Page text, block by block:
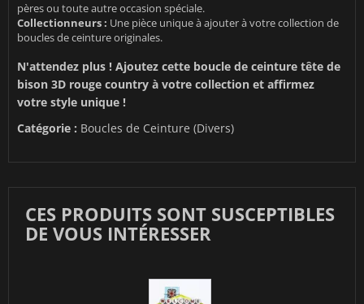
pères ou toute autre occasion spéciale.
Collectionneurs : Une pièce unique à ajouter à votre collection de
boucles de ceinture originales.
N'attendez plus ! Ajoutez cette boucle de ceinture tête de
bison 3D rouge country à votre collection et affirmez
votre style unique !
Catégorie : Boucles de Ceinture (Divers)
CES PRODUITS SONT SUSCEPTIBLES
DE VOUS INTÉRESSER